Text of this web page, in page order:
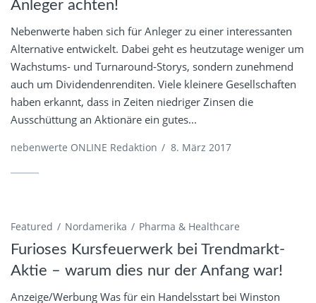
Anleger achten!
Nebenwerte haben sich für Anleger zu einer interessanten
Alternative entwickelt. Dabei geht es heutzutage weniger um
Wachstums- und Turnaround-Storys, sondern zunehmend
auch um Dividendenrenditen. Viele kleinere Gesellschaften
haben erkannt, dass in Zeiten niedriger Zinsen die
Ausschüttung an Aktionäre ein gutes...
nebenwerte ONLINE Redaktion / 8. März 2017
Featured Nordamerika Pharma & Healthcare
Furioses Kursfeuerwerk bei Trendmarkt-
Aktie – warum dies nur der Anfang war!
Anzeige/Werbung Was für ein Handelsstart bei Winston